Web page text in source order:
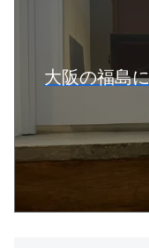
大阪の福島